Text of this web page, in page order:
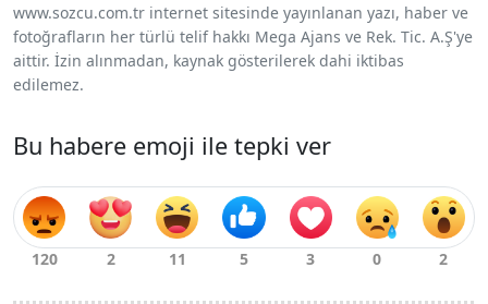
www.sozcu.com.tr internet sitesinde yayınlanan yazı, haber ve
fotoğrafların her türlü telif hakkı Mega Ajans ve Rek. Tic. A.Ş'ye
aittir. İzin alınmadan, kaynak gösterilerek dahi iktibas
edilemez.
Bu habere emoji ile tepki ver